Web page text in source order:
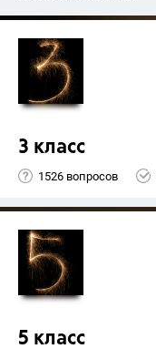
3 класс
1526 вопросов
5 класс